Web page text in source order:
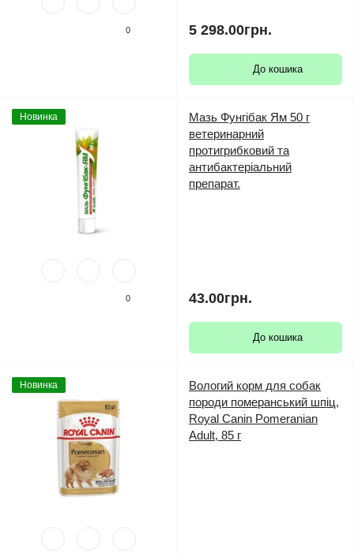
0 5 298.00грн.
До кошика
Новинка
0
Мазь Фунгібак Ям 50 г
ветеринарний
протигрибковий та
антибактеріальний
препарат.
43.00грн.
До кошика
Новинка
Вологий корм для собак
породи померанський шпіц,
Royal Canin Pomeranian
Adult, 85 г